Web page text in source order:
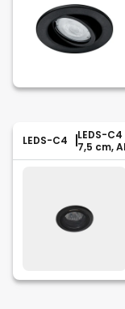
LEDS-C4
LEDS-
7,5 cm,